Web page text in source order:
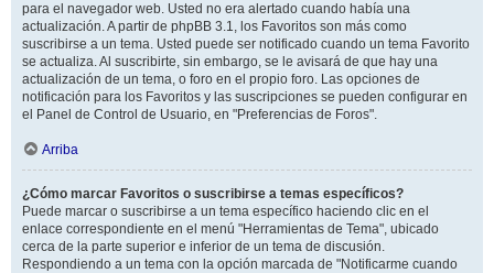
para el navegador web. Usted no era alertado cuando había una
actualización. A partir de phpBB 3.1, los Favoritos son más como
suscribirse a un tema. Usted puede ser notificado cuando un tema Favorito
se actualiza. Al suscribirte, sin embargo, se le avisará de que hay una
actualización de un tema, o foro en el propio foro. Las opciones de
notificación para los Favoritos y las suscripciones se pueden configurar en
el Panel de Control de Usuario, en "Preferencias de Foros".
Arriba
¿Cómo marcar Favoritos o suscribirse a temas específicos?
Puede marcar o suscribirse a un tema específico haciendo clic en el
enlace correspondiente en el menú "Herramientas de Tema", ubicado
cerca de la parte superior e inferior de un tema de discusión.
Respondiendo a un tema con la opción marcada de "Notificarme cuando